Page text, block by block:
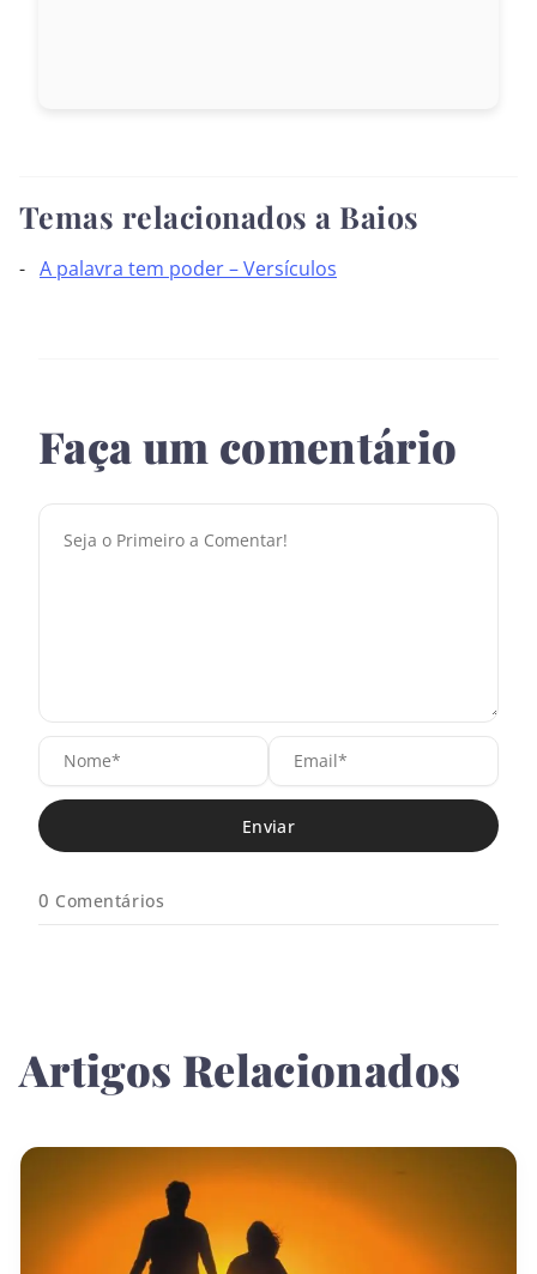
Temas relacionados a Baios
A palavra tem poder – Versículos
Faça um comentário
N
o
m
e
*
E
i
0 Comentários
Artigos Relacionados